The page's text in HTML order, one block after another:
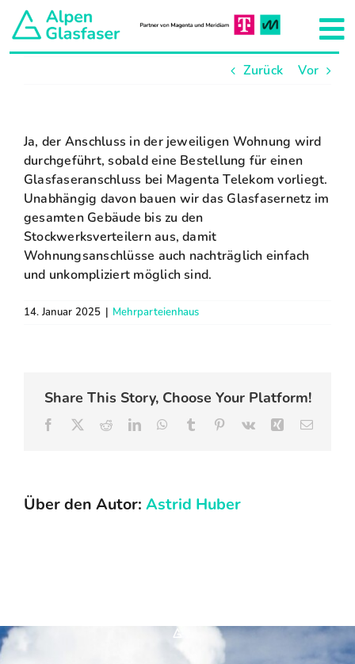
Zum
Inhalt
Unser Netzkonzept
Hausanschluss
Projekte
FAQ
Kontakt
Zurück Vor
Ja, der Anschluss in der jeweiligen Wohnung wird
durchgeführt, sobald eine Bestellung für einen
Glasfaseranschluss bei Magenta Telekom vorliegt.
Unabhängig davon bauen wir das Glasfasernetz im
gesamten Gebäude bis zu den
Stockwerksverteilern aus, damit
Wohnungsanschlüsse auch nachträglich einfach
und unkompliziert möglich sind.
14. Januar 2025 | Mehrparteienhaus
Share This Story, Choose Your Platform!
Facebook RedditLinkedInWhatsApp
Tumblr Pinterest
Vk Xing E-
Über den Autor: Astrid Huber
*A*